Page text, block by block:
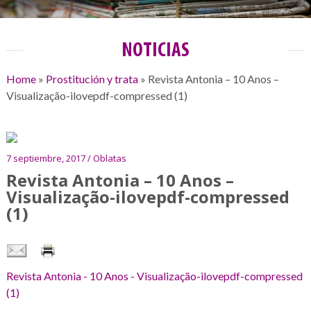
NOTICIAS
Home» Prostitución y trata» Revista Antonia – 10 Anos –
Visualização-ilovepdf-compressed (1)
7 septiembre, 2017 / Oblatas
Revista Antonia – 10 Anos –
Visualização-ilovepdf-compressed
(1)
Revista Antonia - 10 Anos - Visualização-ilovepdf-compressed
(1)